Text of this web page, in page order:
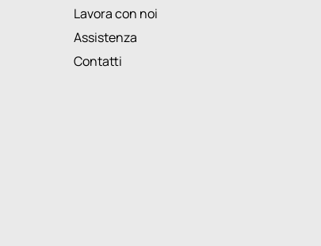
Lavora con noi
Assistenza
Contatti